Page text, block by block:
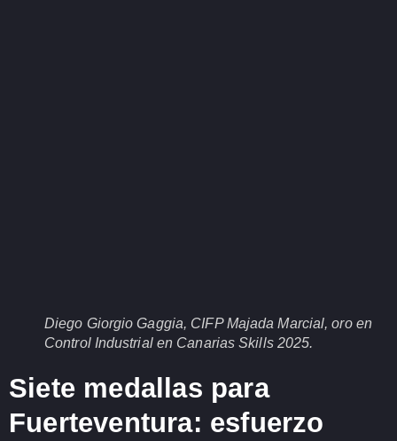
Diego Giorgio Gaggia, CIFP Majada Marcial, oro en
Control Industrial en Canarias Skills 2025.
Siete medallas para
Fuerteventura: esfuerzo